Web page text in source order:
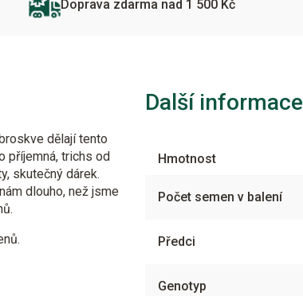
Doprava zdarma nad 1 500 Kč
dělají tento
příjemná, trichs od
skutečný dárek.
dlouho, než jsme
Další informace
Hmotnost
Počet semen v balení
Předci
Genotyp